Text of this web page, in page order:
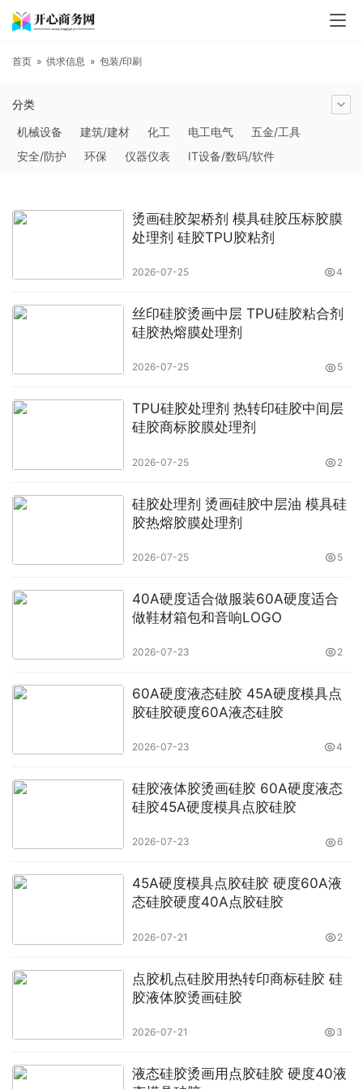
首页 » 供求信息 » 包装/印刷
分类
机械设备
建筑/建材 化工 电工电气
五金/工具
安全/防护
环保 仪器仪表
IT设备/数码/软件
汽摩及配件
日用百货 能源 加工 照明
通信产品
工艺品/礼品
纺织/皮革 办公/文教 其他未分类
烫画硅胶架桥剂 模具硅胶压标胶膜
处理剂 硅胶TPU胶粘剂
2026-07-25 4
丝印硅胶烫画中层 TPU硅胶粘合剂
硅胶热熔膜处理剂
2026-07-25 5
TPU硅胶处理剂 热转印硅胶中间层
硅胶商标胶膜处理剂
2026-07-25 2
硅胶处理剂 烫画硅胶中层油 模具硅
胶热熔胶膜处理剂
2026-07-25 5
40A硬度适合做服装60A硬度适合
做鞋材箱包和音响LOGO
2026-07-23 2
60A硬度液态硅胶 45A硬度模具点
胶硅胶硬度60A液态硅胶
2026-07-23 4
硅胶液体胶烫画硅胶 60A硬度液态
硅胶45A硬度模具点胶硅胶
2026-07-23 6
45A硬度模具点胶硅胶 硬度60A液
态硅胶硬度40A点胶硅胶
2026-07-21 2
点胶机点硅胶用热转印商标硅胶 硅
胶液体胶烫画硅胶
2026-07-21 3
液态硅胶烫画用点胶硅胶 硬度40液